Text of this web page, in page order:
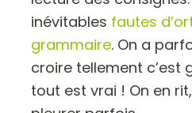
inévitables fautes
grammaire. On a
croire tellement c’est
tout est vrai ! On en